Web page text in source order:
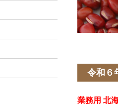
令和６
業務用 北